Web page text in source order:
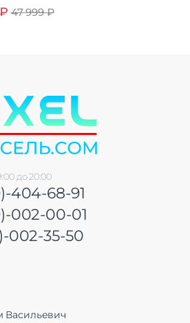
₽ 47 999₽
до 20:00
404-68-91
002-00-01
002-35-50